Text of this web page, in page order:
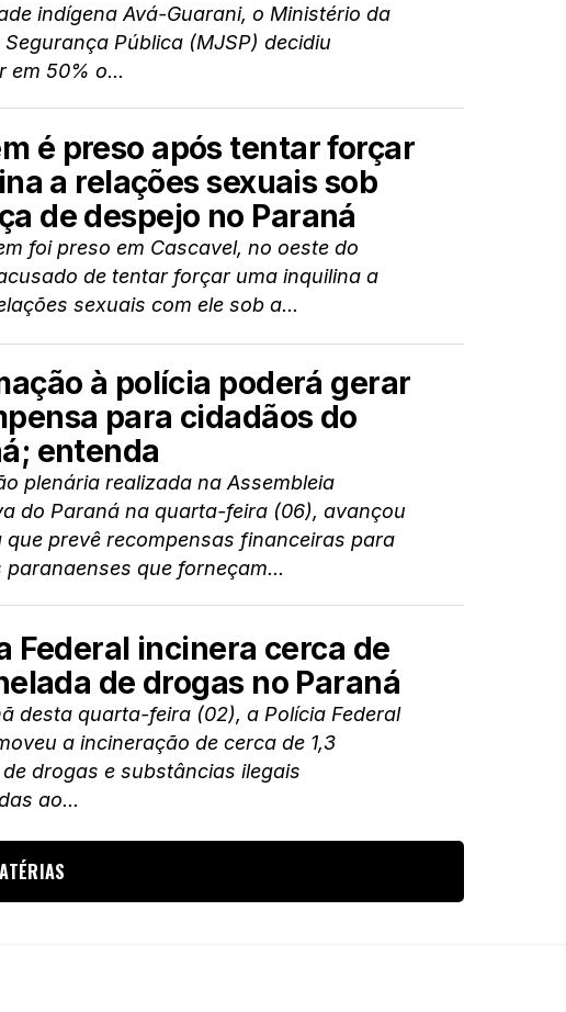
indígena Avá-Guarani, o Ministério da
Pública (MJSP) decidiu
em 50% o...
é preso após tentar forçar
a relações sexuais sob
de despejo no Paraná
foi preso em Cascavel, no oeste do
de tentar forçar uma inquilina a
sexuais com ele sob a...
à polícia poderá gerar
para cidadãos do
entenda
plenária realizada na Assembleia
do Paraná na quarta-feira (06), avançou
que prevê recompensas financeiras para
paranaenses que forneçam...
Federal incinera cerca de
de drogas no Paraná
desta quarta-feira (02), a Polícia Federal
a incineração de cerca de 1,3
drogas e substâncias ilegais
ao...